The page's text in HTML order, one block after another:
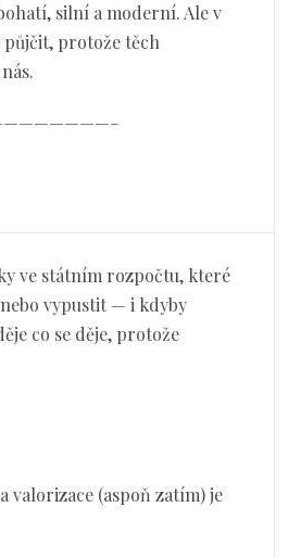
silní a moderní. Ale v
půjčit, protože těch
ve státním rozpočtu, které
vypustit — i kdyby
co se děje, protože
valorizace (aspoň zatím) je